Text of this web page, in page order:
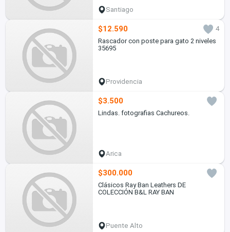
Santiago
$12.590
4
Rascador con poste para gato 2 niveles
35695
Providencia
$3.500
Lindas. fotografias Cachureos.
Arica
$300.000
Clásicos Ray Ban Leathers DE
COLECCIÓN B&L RAY BAN
Puente Alto